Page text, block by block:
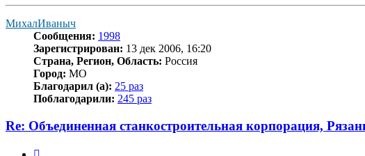
МихалИваныч
Сообщения: 1998
Зарегистрирован: 13 дек 2006, 16:20
Страна, Регион, Область: Россия
Город: МО
Благодарил (а): 25 раз
Поблагодарили: 245 раз
Re: Объединенная станкостроительная корпорация,